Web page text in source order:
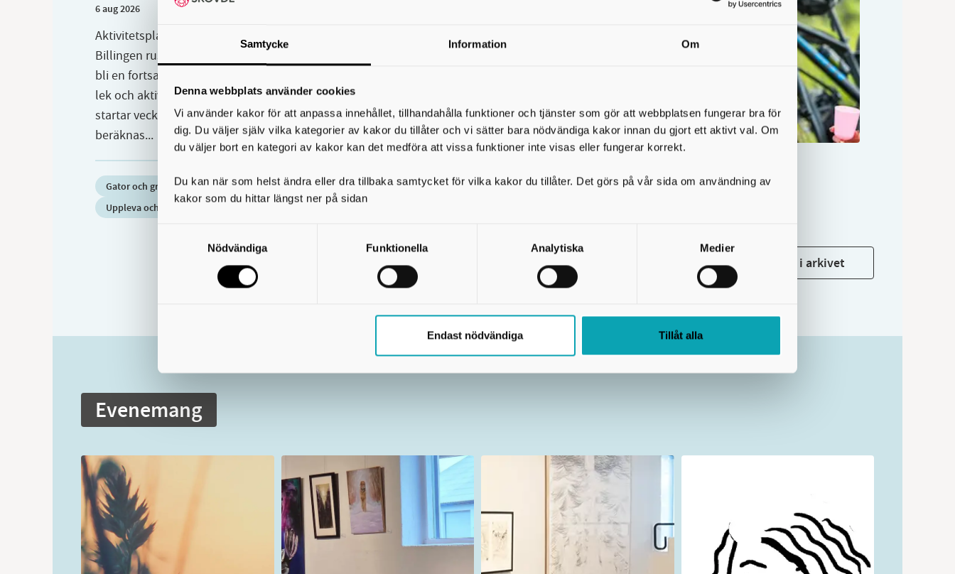
Samtycke Information Om
Denna webbplats använder cookies
Vi använder kakor för att anpassa innehållet, tillhandahålla funktioner och tjänster som gör att webbplatsen fungerar bra för
dig. Du väljer själv vilka kategorier av kakor du tillåter och vi sätter bara nödvändiga kakor innan du gjort ett aktivt val. Om
du väljer bort en kategori av kakor kan det medföra att vissa funktioner inte visas eller fungerar korrekt.
Du kan när som helst ändra eller dra tillbaka samtycket för vilka kakor du tillåter. Det görs på vår sida om användning av
kakor som du hittar längst ner på sidan
Nödvändiga
Funktionella Analytiska Medier
Endast nödvändiga Tillåt alla
6 aug 2026
Aktivitetsplats Äventyret på
Billingen rustas nu upp för att
bli en fortsatt trygg plats för
lek och aktivitet. Arbetet
startar vecka 32 och
beräknas...
Gator och grönområden
Uppleva och göra
konserter mitt i Skövde!
Visa alla nyheter i arkivet
Evenemang